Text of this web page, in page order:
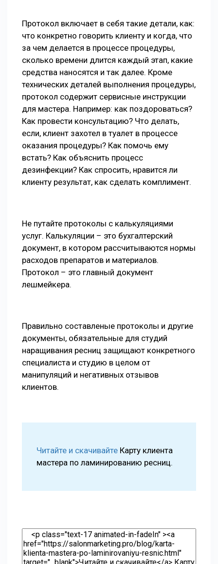
Протокол включает в себя такие детали, как:
что конкретно говорить клиенту и когда, что
за чем делается в процессе процедуры,
сколько времени длится каждый этап, какие
средства наносятся и так далее. Кроме
технических деталей выполнения процедуры,
протокол содержит сервисные инструкции
для мастера. Например: как поздороваться?
Как провести консультацию? Что делать,
если, клиент захотел в туалет в процессе
оказания процедуры? Как помочь ему
встать? Как объяснить процесс
дезинфекции? Как спросить, нравится ли
клиенту результат, как сделать комплимент.
Не путайте протоколы с калькуляциями
услуг. Калькуляции – это бухгалтерский
документ, в котором рассчитываются нормы
расходов препаратов и материалов.
Протокол – это главный документ
лешмейкера.
Правильно составленые протоколы и другие
документы, обязательные для студий
наращивания ресниц защищают конкретного
специалиста и студию в целом от
манипуляций и негативных отзывов
клиентов.
Читайте и скачивайте Карту клиента
мастера по ламинированию ресниц.